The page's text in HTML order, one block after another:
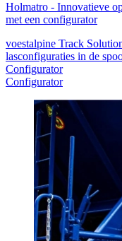
Holmatro - Innovatieve
met een configurator
voestalpine Track
lasconfiguraties in de
Configurator
Configurator